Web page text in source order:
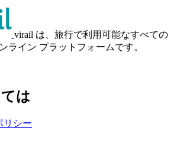
virail は、旅行で利用可能なすべての
ライン プラットフォームです。
は
リシー